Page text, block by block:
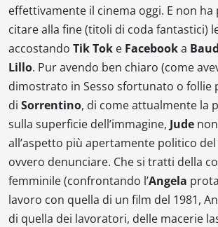
effettivamente il cinema oggi. E non ha
citare alla fine (titoli di coda fantastici)
accostando Tik Tok e Facebooka
Lillo. Pur avendo ben chiaro (come
dimostrato in Sesso sfortunato o follie
di Sorrentino, di come attualmente la
sulla superficie dell’immagine, Jude
all’aspetto più apertamente politico
ovvero denunciare. Che si tratti della
femminile (confrontando l’Angela
lavoro con quella di un film del 1981,
di quella dei lavoratori, delle macerie